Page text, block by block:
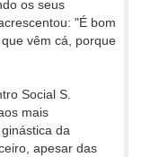
os seus
"É bom
vêm cá, porque
Social S.
mais
da
apesar das